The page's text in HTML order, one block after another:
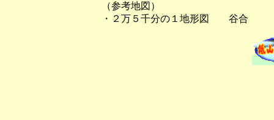
（参考地図）
・２万５千分の１地形図 谷合